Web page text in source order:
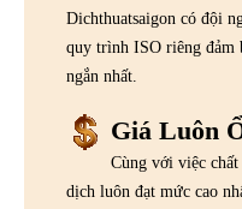
Dichthuatsaigon có đội
quy trình ISO riêng đảm
ngắn nhất.
Giá Luôn
Cùng với việc
dịch luôn đạt mức cao